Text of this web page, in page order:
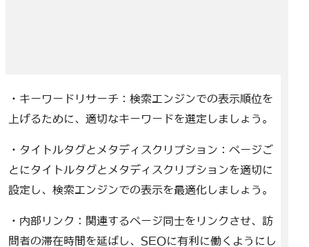
・キーワードリサーチ：検索エンジンでの表示順位を
上げるために、適切なキーワードを選定しましょう。
・タイトルタグとメタディスクリプション：ページご
とにタイトルタグとメタディスクリプションを適切に
設定し、検索エンジンでの表示を最適化しましょう。
・内部リンク：関連するページ同士をリンクさせ、訪
問者の滞在時間を延ばし、SEOに有利に働くようにし